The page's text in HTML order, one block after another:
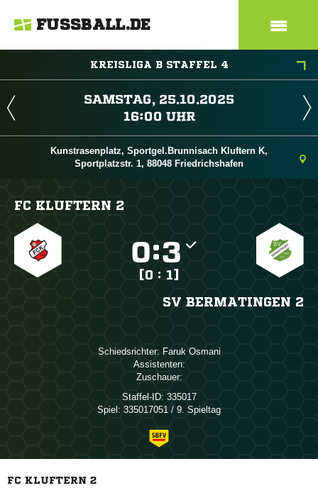
FUSSBALL.DE
KREISLIGA B STAFFEL 4
 
 
Kunstrasenplatz, Sportgel.Brunnisach Kluftern K,
Sportplatzstr. 1, 88048 Friedrichshafen
FC KLUFTERN 2
:
[0 : 1]
SV BERMATINGEN 2
Schiedsrichter:  
Assistenten:
Zuschauer:
Staffel-ID: 335017
Spiel: 335017051 / 9. Spieltag
FC KLUFTERN 2